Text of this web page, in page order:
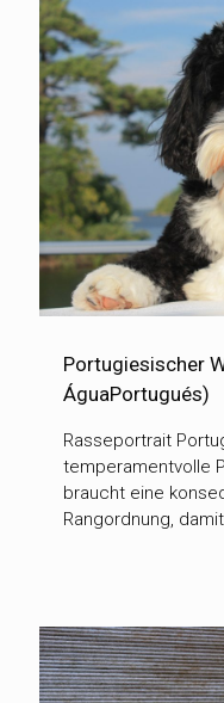
Portugiesischer
ÁguaPortugués)
Rasseportrait
temperamentvolle
braucht eine
Rangordnung,